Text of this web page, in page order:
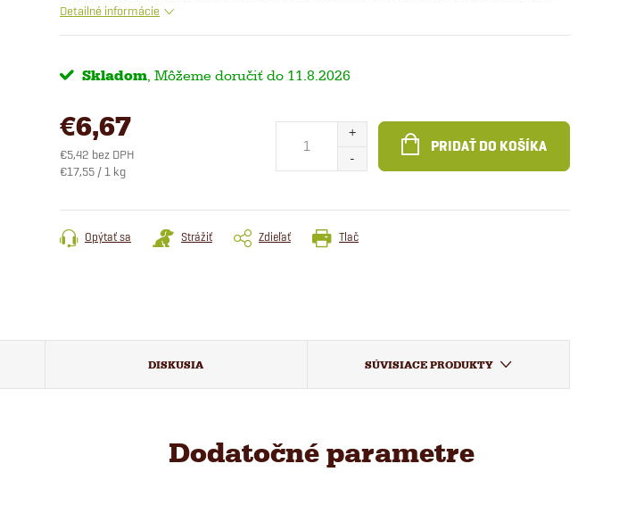
Detailné informácie
Skladom 11.8.2026
€6,67
€5,42 bez DPH
Jednotková
€17,55 / 1 kg
PRIDAŤ DO KOŠÍKA
Tlač
Opýtať sa Strážiť Zdieľať
DISKUSIA SÚVISIACE PRODUKTY
Dodatočné parametre